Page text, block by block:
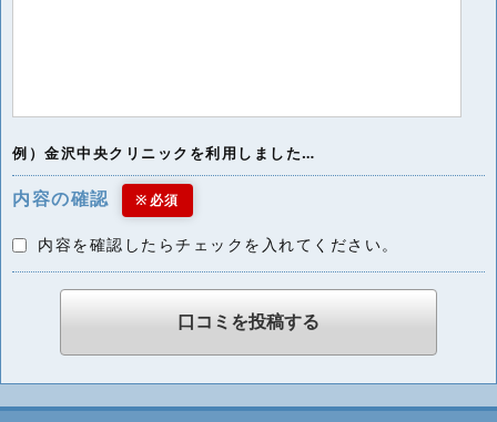
例）金沢中央クリニックを利用しました…
内容の確認 ※必須
内容を確認したらチェックを入れてください。